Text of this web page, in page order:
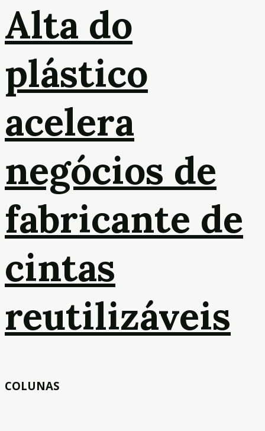
Alta do
plástico
acelera
negócios de
fabricante de
cintas
reutilizáveis
COLUNAS